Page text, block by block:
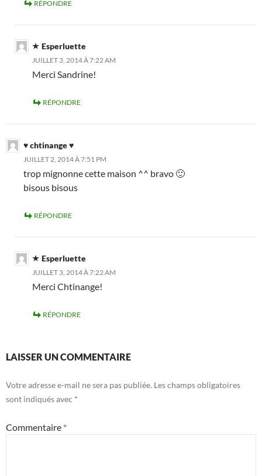
RÉPONDRE
Esperluette
JUILLET 3, 2014 À 7:22 AM
Merci Sandrine!
RÉPONDRE
♥ chtinange ♥
JUILLET 2, 2014 À 7:51 PM
trop mignonne cette maison ^^ bravo 🙂
bisous bisous
RÉPONDRE
Esperluette
JUILLET 3, 2014 À 7:22 AM
Merci Chtinange!
RÉPONDRE
LAISSER UN COMMENTAIRE
Votre adresse e-mail ne sera pas publiée. Les champs obligatoires
sont indiqués avec *
Commentaire *